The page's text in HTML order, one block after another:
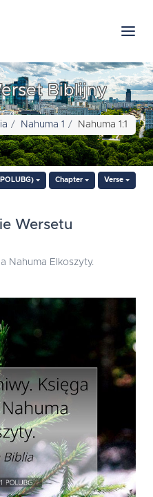
Biblijny
Nahuma 1 Nahuma 1:1
Chapter Verse
Wersetu
Nahuma Elkoszyty.